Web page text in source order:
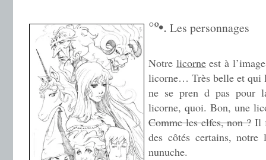
°º•. Les personnages
Notre licorneest à
licorne… Très belle et qui
ne se pren d pas pour
licorne, quoi. Bon, une
Comme les elfes, non ?Il
des côtés certains,
nunuche.